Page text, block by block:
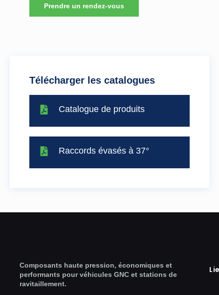
Prendre un rendez-vous
Télécharger les catalogues
Catalogue de produits
Raccords évasés à 37°
Composants haute pression, économiques et
performants pour véhicules GNC et stations de
ravitaillement.